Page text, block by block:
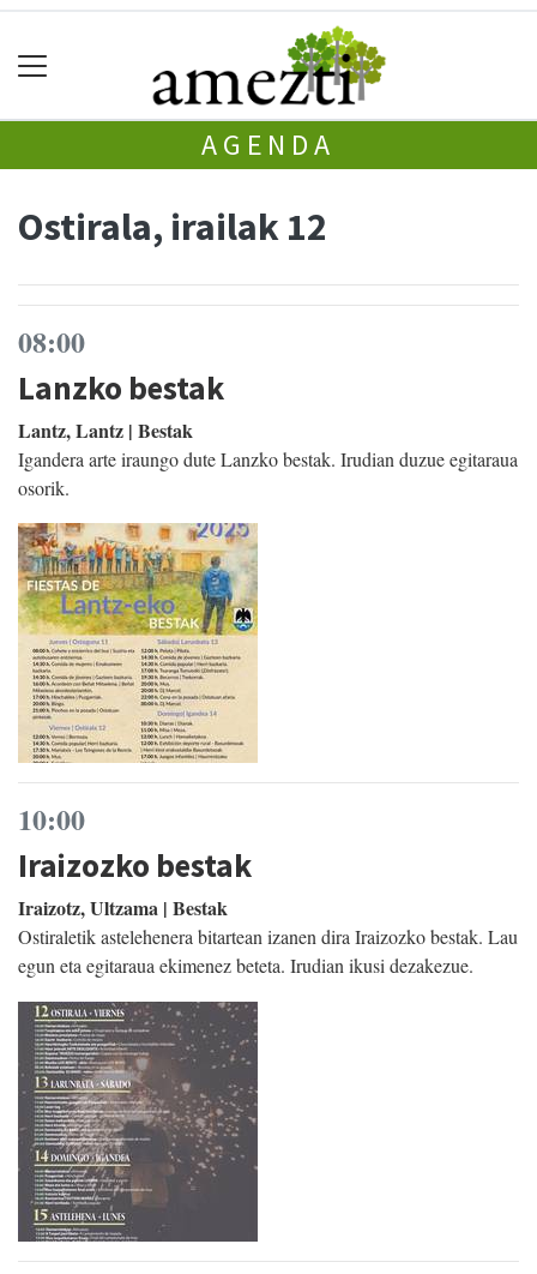
AGENDA
Ostirala, irailak 12
08:00
Lanzko bestak
Lantz, Lantz | Bestak
Igandera arte iraungo dute Lanzko bestak. Irudian duzue egitaraua
osorik.
10:00
Iraizozko bestak
Iraizotz, Ultzama | Bestak
Ostiraletik astelehenera bitartean izanen dira Iraizozko bestak. Lau
egun eta egitaraua ekimenez beteta. Irudian ikusi dezakezue.